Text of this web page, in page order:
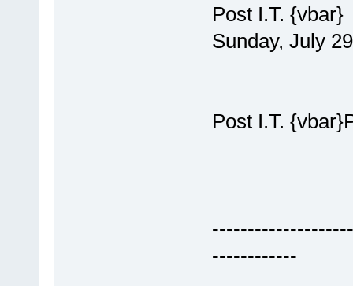
Post I.T. {vbar}
Sunday, July
Post I.T.
------------